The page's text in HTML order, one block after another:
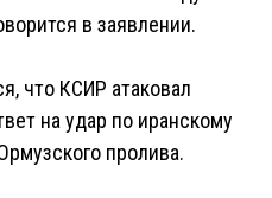
в заявлении.
что КСИР атаковал
на удар по иранскому
пролива.